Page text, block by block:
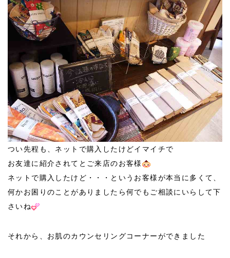
つい先程も、ネットで購入したけどイマイチで
お友達に紹介されてとご来店のお客様
ネットで購入したけど・・・というお客様が本当に多くて、
何かお困りのことがありましたら何でもご相談にいらして下
さいね
それから、お肌のカウンセリングコーナーができました